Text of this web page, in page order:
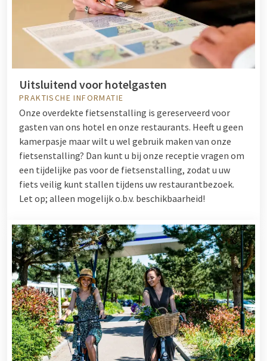
Uitsluitend voor hotelgasten
PRAKTISCHE INFORMATIE
Onze overdekte fietsenstalling is gereserveerd voor
gasten van ons hotel en onze restaurants. Heeft u geen
kamerpasje maar wilt u wel gebruik maken van onze
fietsenstalling? Dan kunt u bij onze receptie vragen om
een tijdelijke pas voor de fietsenstalling, zodat u uw
fiets veilig kunt stallen tijdens uw restaurantbezoek.
Let op; alleen mogelijk o.b.v. beschikbaarheid!